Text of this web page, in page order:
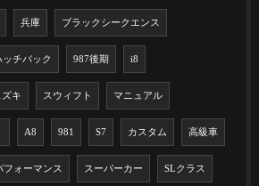
兵庫 ブラックシークエンス
ッチバック 987後期 i8
ズキ スウィフト マニュアル
A8 981 S7 カスタム 高級車
フォーマンス スーパーカー SLクラス